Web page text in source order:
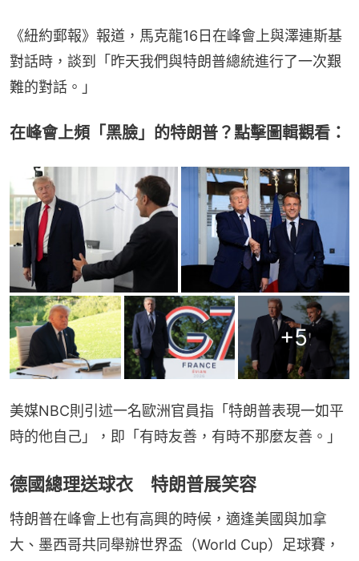
《紐約郵報》報道，馬克龍16日在峰會上與澤連斯基
對話時，談到「昨天我們與特朗普總統進行了一次艱
難的對話。」
在峰會上頻「黑臉」的特朗普？點擊圖輯觀看：
+5
美媒NBC則引述一名歐洲官員指「特朗普表現一如平
時的他自己」，即「有時友善，有時不那麼友善。」
德國總理送球衣 特朗普展笑容
特朗普在峰會上也有高興的時候，適逢美國與加拿
大、墨西哥共同舉辦世界盃（World Cup）足球賽，